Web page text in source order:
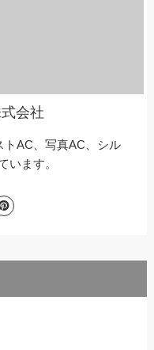
会社
トAC、写真AC、シル
います。